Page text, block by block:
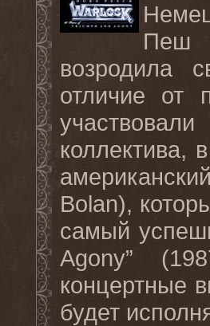
Пеш
возродила
отличие от
коллектива,
Bolan),
самый
Agony”
концертные
будет